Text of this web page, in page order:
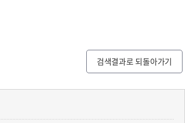
검색결과로 되돌아가기